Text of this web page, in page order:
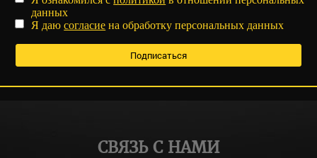
данных
Я даюсогласие на обработку персональных данных
СВЯЗЬ С НАМИ